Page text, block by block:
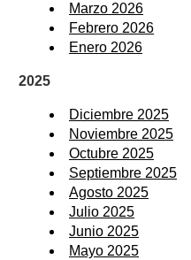
Marzo 2026
Febrero 2026
Enero 2026
2025
Diciembre 2025
Noviembre 2025
Octubre 2025
Septiembre 2025
Agosto 2025
Julio 2025
Junio 2025
Mayo 2025